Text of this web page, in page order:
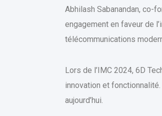
Abhilash Sabanandan, co-
engagement en faveur de
télécommunications
Lors de l’IMC 2024, 6D
innovation et
aujourd’hui.